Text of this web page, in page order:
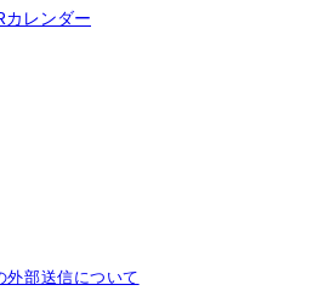
カレンダー
外部送信について